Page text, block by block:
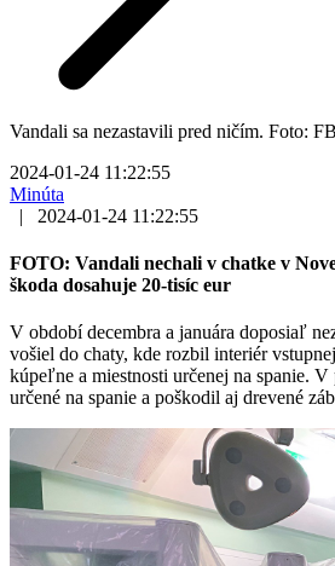
Vandali sa nezastavili pred ničím. Foto:
2024-01-24 11:22:55
Minúta
|
2024-01-24 11:22:55
FOTO: Vandali nechali v chatke v
škoda dosahuje 20-tisíc eur
V období decembra a januára doposiaľ
vošiel do chaty, kde rozbil interiér
kúpeľne a miestnosti určenej na spanie.
určené na spanie a poškodil aj drevené